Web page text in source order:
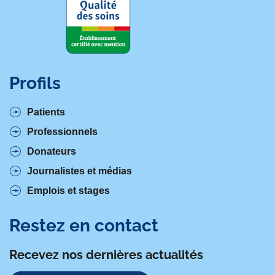
Profils
Patients
Professionnels
Donateurs
Journalistes et médias
Emplois et stages
Restez en contact
Recevez nos dernières actualités